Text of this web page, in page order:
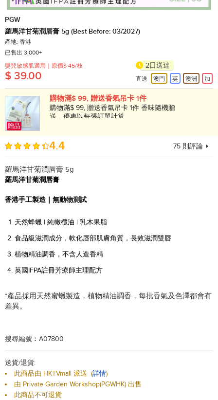
PGW
羅馬洋甘菊潤唇膏 5g (Best Before: 03/2027)
產地: 香港
已售出 3,000+
嬰兒敏感肌適用｜原價$ 45/枝
$ 39.00
2日送達
直送 澳門 英 澳洲 加
贈品
購物滿$ 99, 贈送香氣吊卡 1件
購物滿$ 99, 贈送香氣吊卡 1件 香味隨機贈
送，優惠以每張訂單計算
4.4 75 則評論
羅馬洋甘菊潤唇膏 5g
羅馬洋甘菊潤唇膏
香港手工製造｜無動物測試
天然蜂蠟 | 純橄欖油 | 乳木果脂
食品級滋潤成分，軟化唇部肌膚角質，長效滋潤雙唇
植物精油調香，不含人造香精
英國IFPA註冊芳療師主理配方
*產品採用天然蜜蠟製造，植物精油調香，每批香氣及色澤都會有
差異。
搜尋編號︰A07800
送貨/退貨:
此商品由 HKTVmall 派送 (詳情)
由 Private Garden Workshop(PGWHK) 出售
此商品不可退貨